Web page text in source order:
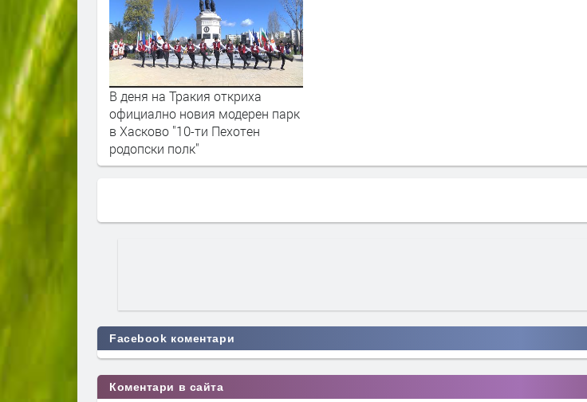
В деня на Тракия откриха
официално новия модерен парк
в Хасково "10-ти Пехотен
родопски полк"
Facebook коментари
Коментари в сайта